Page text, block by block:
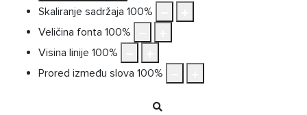
Skaliranje sadržaja 100%
Veličina fonta 100%
Visina linije 100%
Prored između slova 100%